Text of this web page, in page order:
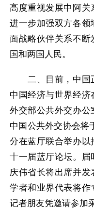
高度重视发展中阿关
进一步加强双方各领
面战略伙伴关系不
国和两国人民。
二、目前，中国
中国经济与世界经济
外交部公共外交办公
中国公共外交协会将
分在蓝厅联合举办
十一届蓝厅论坛。届
庆伟省长将出席并
学者和业界代表将作
记者朋友凭邀请参加